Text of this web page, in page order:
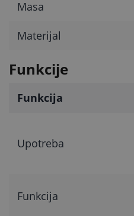
Masa
Materijal
Funkcije
Funkcija
Upotreba
Funkcija